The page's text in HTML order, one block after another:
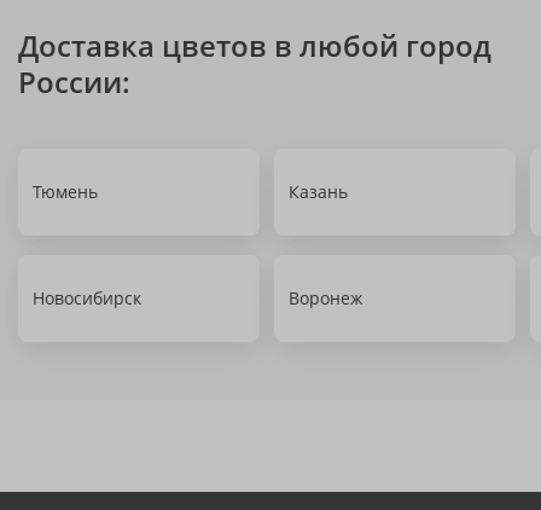
Доставка цветов в любой город
России:
Тюмень Казань
Новосибирск Воронеж